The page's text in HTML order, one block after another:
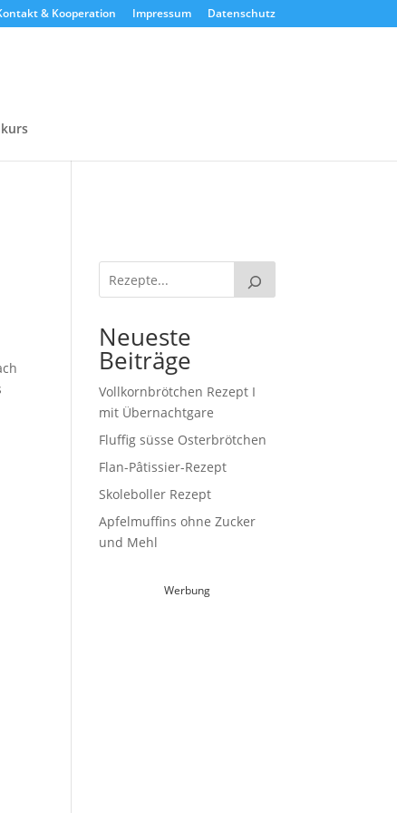
& Kooperation Impressum Datenschutz
Neueste
Beiträge
Vollkornbrötchen Rezept I
mit Übernachtgare
Fluffig süsse Osterbrötchen
Flan-Pâtissier-Rezept
Skoleboller Rezept
Apfelmuffins ohne Zucker
und Mehl
Werbung